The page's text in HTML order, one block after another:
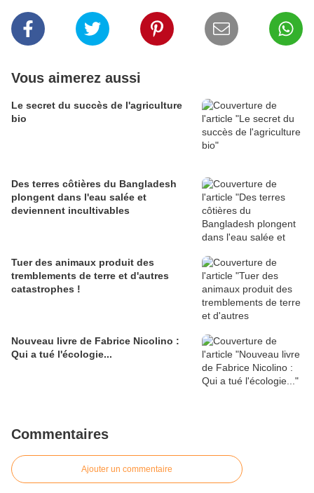
Vous aimerez aussi
Le secret du succès de l'agriculture
bio
Des terres côtières du Bangladesh
plongent dans l'eau salée et
deviennent incultivables
Tuer des animaux produit des
tremblements de terre et d'autres
catastrophes !
Nouveau livre de Fabrice Nicolino :
Qui a tué l'écologie...
Commentaires
Ajouter un commentaire